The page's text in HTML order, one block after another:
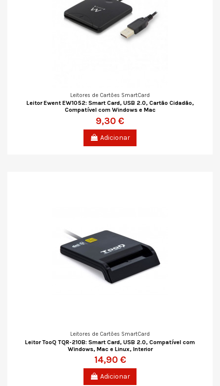
Leitores de Cartões SmartCard
Leitor Ewent EW1052: Smart Card, USB 2.0, Cartão Cidadão,
Compatível com Windows e Mac
9,30 €
Adicionar
Leitores de Cartões SmartCard
Leitor TooQ TQR-210B: Smart Card, USB 2.0, Compatível com
Windows, Mac e Linux, Interior
14,90 €
Adicionar